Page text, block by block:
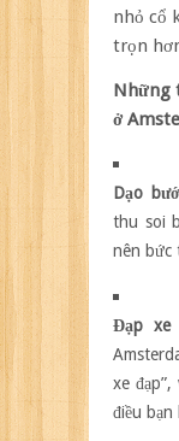
nhỏ cổ
trọn
Những
ở
Dạo
thu soi
nên bức
Đạp xe
xe
điều